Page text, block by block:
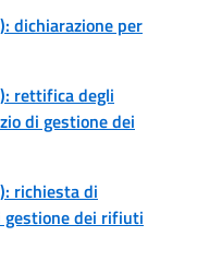
dichiarazione per
rettifica degli
di gestione dei
richiesta di
gestione dei rifiuti